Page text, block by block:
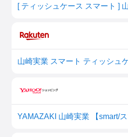
YAMAZAKI 山崎実業 【smart/